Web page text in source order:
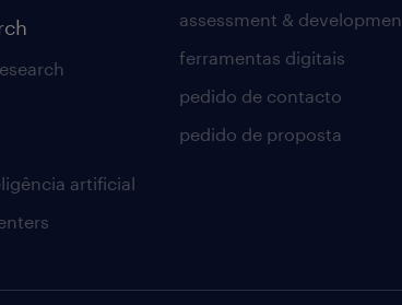
artificial
assessment &
ferramentas digitais
pedido de contacto
pedido de proposta